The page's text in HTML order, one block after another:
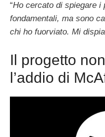
“Ho cercato di spiegare i
fondamentali, ma sono
chi ho fuorviato. Mi
Il progetto
l’addio di